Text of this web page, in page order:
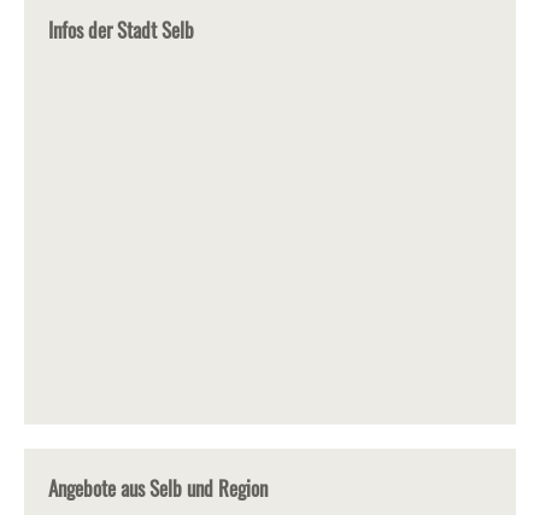
Infos der Stadt Selb
Angebote aus Selb und Region